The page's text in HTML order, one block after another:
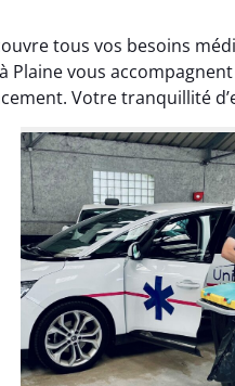
tous vos besoins
Plaine vous
Votre tranquillité
Arnaud
30 janvier 2025
Très satisfait du transport,
tout s’est bien déroulé.
Chauffeur à l’écoute et
patient.